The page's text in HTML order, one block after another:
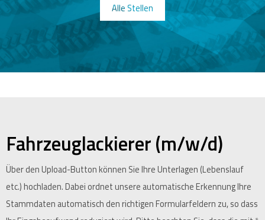
Alle Stellen
Fahrzeuglackierer (m/w/d)
Über den Upload-Button können Sie Ihre Unterlagen (Lebenslauf
etc.) hochladen. Dabei ordnet unsere automatische Erkennung Ihre
Stammdaten automatisch den richtigen Formularfeldern zu, so dass